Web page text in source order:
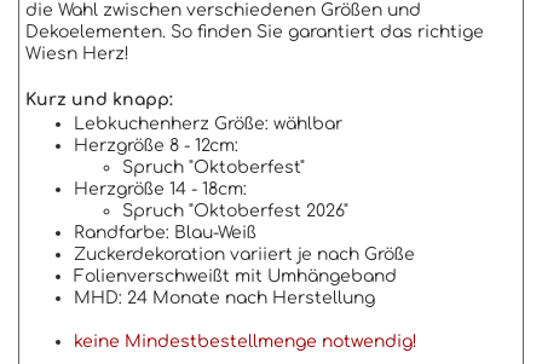
die Wahl zwischen verschiedenen Größen und
Dekoelementen. So finden Sie garantiert das richtige
Wiesn Herz!
Kurz und knapp:
Lebkuchenherz Größe: wählbar
Herzgröße 8 - 12cm:
Spruch "Oktoberfest"
Herzgröße 14 - 18cm:
Spruch "Oktoberfest 2026"
Randfarbe: Blau-Weiß
Zuckerdekoration variiert je nach Größe
Folienverschweißt mit Umhängeband
MHD: 24 Monate nach Herstellung
keine Mindestbestellmenge notwendig!